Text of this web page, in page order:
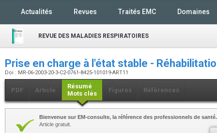
Actualités Revues Traités EMC Domaines
REVUE DES MALADIES RESPIRATOIRES
Prise en charge à l'état stable -
Doi : MR-06-2003-20-3-C2-0761-8425-101019-ART11
PDF Article
Résumé
Mots clés
Figures Références
Bienvenue sur EM-consulte, la référence des professionnels de santé.
Article gratuit.